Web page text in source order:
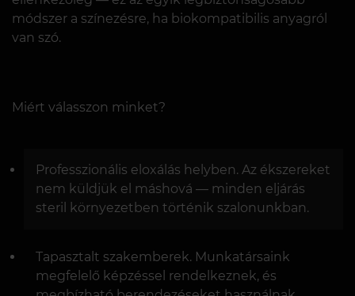
módszer a színezésre, ha biokompatibilis anyagról
van szó.
Miért válasszon minket?
Professzionális eloxálás helyben. Az ékszereket
nem küldjük el máshová — minden eljárás
steril környezetben történik szalonunkban.
Tapasztalt szakemberek. Munkatársaink
megfelelő képzéssel rendelkeznek, és